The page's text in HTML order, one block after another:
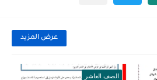
عرض المزيد
الصف العاشر